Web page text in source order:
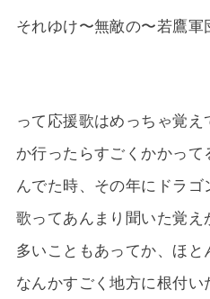
それゆけ〜無敵の〜若鷹軍
って応援歌はめっちゃ覚え
か行ったらすごくかかっ
んでた時、その年にドラ
歌ってあんまり聞いた覚
多いこともあってか、ほと
なんかすごく地方に根付